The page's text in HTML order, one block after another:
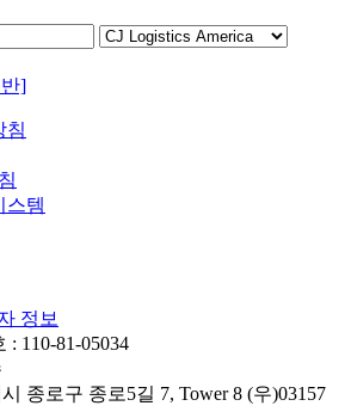
반]
침
스템
정보
110-81-05034
종로구 종로5길 7, Tower 8 (우)03157